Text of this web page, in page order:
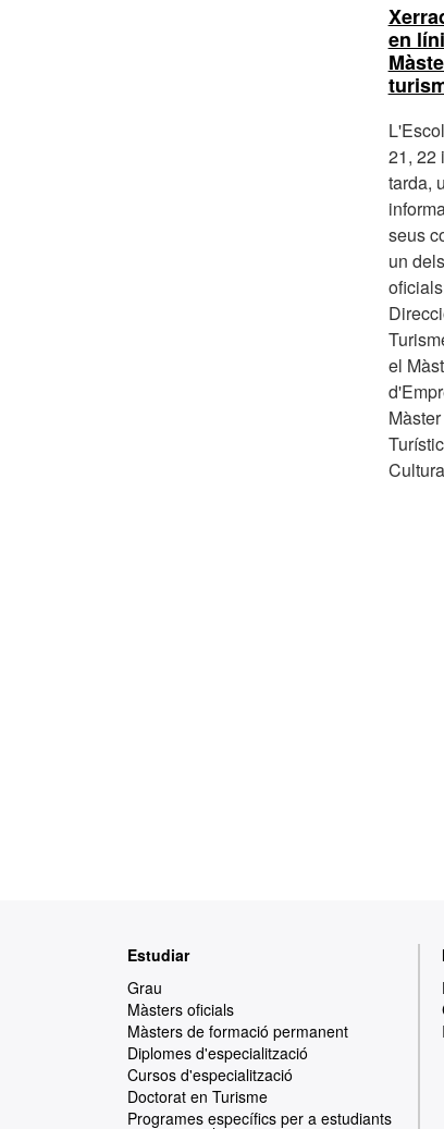
en
21, 22
tarda,
seus
un
el
Estudiar
Grau
Màsters oficials
Màsters de formació permanent
Diplomes d'especialització
Cursos d'especialització
Doctorat en Turisme
Programes específics per a estudiants